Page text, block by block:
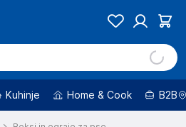
Kuhinje Home & Cook B2B